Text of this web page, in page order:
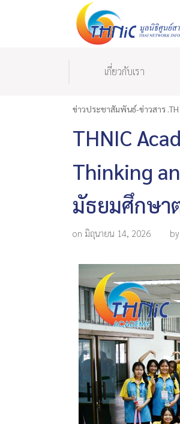
เกี่ยวกับเรา
ข่าวประชาสัมพันธ์-ข่าวสาร .TH
THNIC
Thinking
มัธยมศึกษา
on มิถุนายน 14, 2026